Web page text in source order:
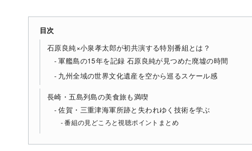
目次
石原良純×小泉孝太郎が初共演する特別番組とは？
軍艦島の15年を記録 石原良純が見つめた廃墟の時間
九州全域の世界文化遺産を空から巡るスケール感
長崎・五島列島の美食旅も満喫
佐賀・三重津海軍所跡と失われゆく技術を学ぶ
番組の見どころと視聴ポイントまとめ